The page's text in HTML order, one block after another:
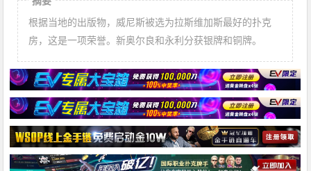
根据当地的出版物，威尼斯被选为拉斯维加斯最好的扑克
房，这是一项荣誉。新奥尔良和永利分获银牌和铜牌。